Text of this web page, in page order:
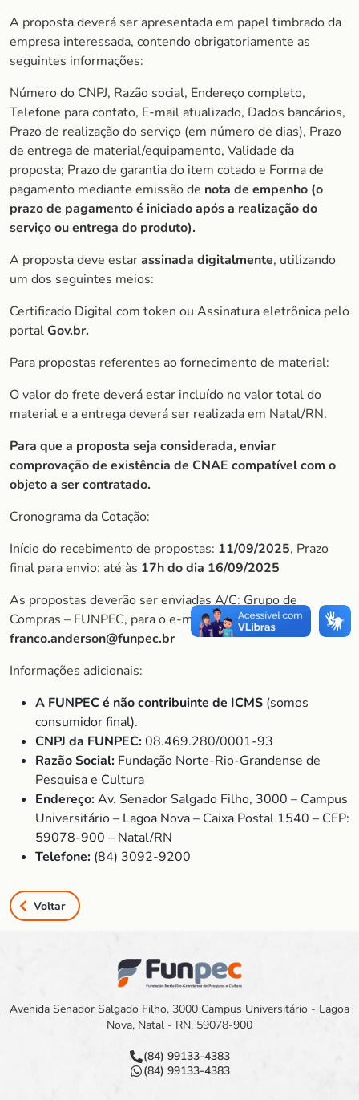
A proposta deverá ser apresentada em papel timbrado da
empresa interessada, contendo obrigatoriamente as
seguintes informações:
Número do CNPJ, Razão social, Endereço completo,
Telefone para contato, E-mail atualizado, Dados bancários,
Prazo de realização do serviço (em número de dias), Prazo
de entrega de material/equipamento, Validade da
proposta; Prazo de garantia do item cotado e Forma de
pagamento mediante emissão de nota de empenho (o
prazo de pagamento é iniciado após a realização do
serviço ou entrega do produto).
A proposta deve estarassinada digitalmente, utilizando
um dos seguintes meios:
Certificado Digital com token ou Assinatura eletrônica pelo
portalGov.br.
Para propostas referentes ao fornecimento de material:
O valor do frete deverá estar incluído no valor total do
material e a entrega deverá ser realizada em Natal/RN.
Para que a proposta seja considerada, enviar
comprovação de existência de CNAE compatível com o
objeto a ser contratado.
Cronograma da Cotação:
Início do recebimento de propostas: 11/09/2025, Prazo
final para envio: até às 17h do dia 16/09/2025
As propostas deverão ser enviadas A/C: Grupo de
Compras – FUNPEC, para o e-mail:
franco.anderson@funpec.br
Informações adicionais:
A FUNPEC é não contribuinte de ICMS (somos
consumidor final).
CNPJ da FUNPEC:08.469.280/0001-93
Razão Social: Fundação Norte-Rio-Grandense de
Pesquisa e Cultura
Endereço:Av. Senador Salgado Filho, 3000 – Campus
Universitário – Lagoa Nova – Caixa Postal 1540 – CEP:
59078-900 – Natal/RN
Telefone: (84) 3092-9200
Voltar
Avenida Senador Salgado Filho, 3000 Campus Universitário - Lagoa
Nova, Natal - RN, 59078-900
(84) 99133-4383
(84) 99133-4383